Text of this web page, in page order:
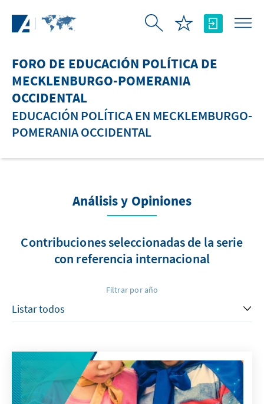
FORO DE EDUCACIÓN POLÍTICA DE
MECKLENBURGO-POMERANIA
OCCIDENTAL
EDUCACIÓN POLÍTICA EN MECKLEMBURGO-
POMERANIA OCCIDENTAL
Análisis y Opiniones
Contribuciones seleccionadas de la serie
con referencia internacional
Filtrar por año